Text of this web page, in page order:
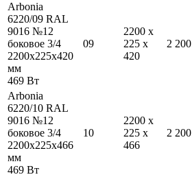
Arbonia
6220/09 RAL
9016 №12
боковое 3/4
2200x225x420
мм
469 Вт
09
2200 x
225 x
420
2 200
Arbonia
6220/10 RAL
9016 №12
боковое 3/4
2200x225x466
мм
469 Вт
10
2200 x
225 x
466
2 200